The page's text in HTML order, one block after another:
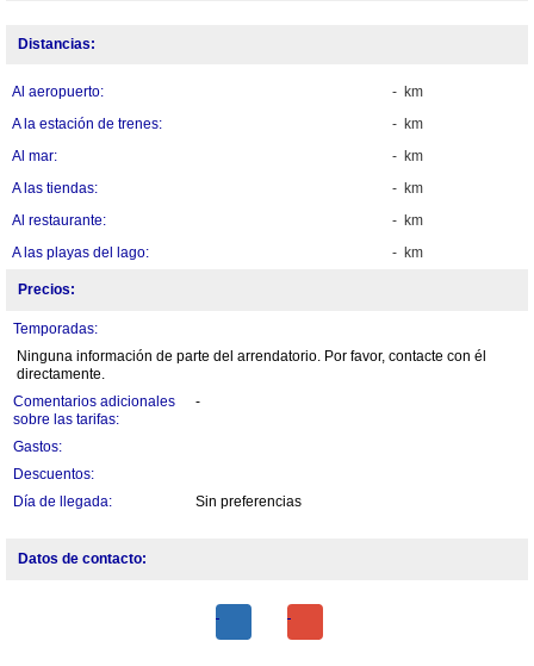
Distancias:
- km
Al aeropuerto:
- km
A la estación de trenes:
- km
Al mar:
- km
A las tiendas:
- km
Al restaurante:
- km
A las playas del lago:
Precios:
Temporadas:
Ninguna información de parte del arrendatorio. Por favor, contacte con él
directamente.
Comentarios adicionales
sobre las tarifas:
-
Gastos:
Descuentos:
Día de llegada:
Sin preferencias
Datos de contacto: